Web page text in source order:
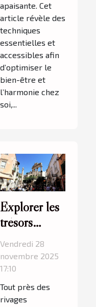
apaisante. Cet
article révèle des
techniques
essentielles et
accessibles afin
d’optimiser le
bien-être et
l’harmonie chez
soi,...
Explorer les
trésors
cachés d'une
ville
ancienne en
Méditerranée
Vendredi 28
novembre 2025
17:10
Tout près des
rivages